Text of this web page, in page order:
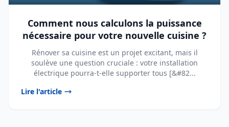
Comment nous calculons la puissance
nécessaire pour votre nouvelle cuisine ?
Rénover sa cuisine est un projet excitant, mais il
soulève une question cruciale : votre installation
électrique pourra-t-elle supporter tous [&#82...
Lire l'article